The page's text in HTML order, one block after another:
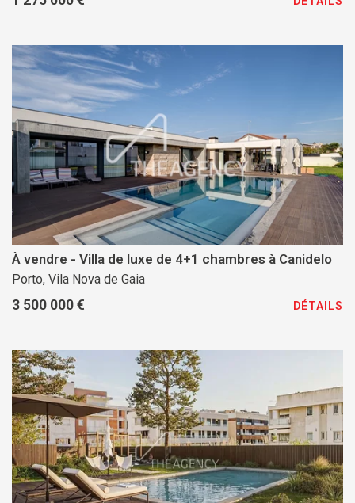
À vendre - Villa de luxe de 4+1 chambres à Canidelo
Porto, Vila Nova de Gaia
3 500 000 € DÉTAILS